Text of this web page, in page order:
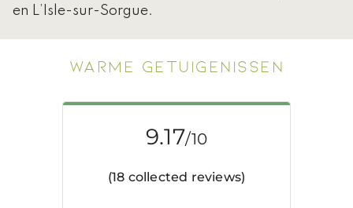
en L’Isle-sur-Sorgue.
WARME GETUIGENISSEN